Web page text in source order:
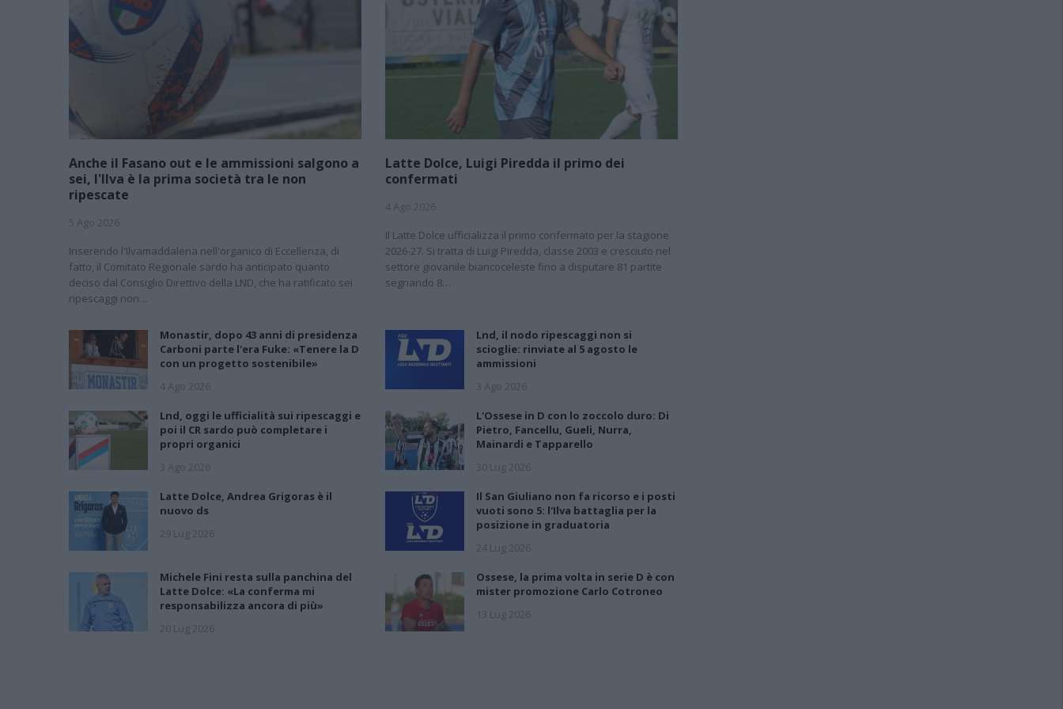
Anche il Fasano out e le ammissioni salgono a
sei, l'Ilva è la prima società tra le non
ripescate
5 Ago 2026
Inserendo l'Ilvamaddalena nell'organico di Eccellenza, di
fatto, il Comitato Regionale sardo ha anticipato quanto
deciso dal Consiglio Direttivo della LND, che ha ratificato sei
ripescaggi non…
Latte Dolce, Luigi Piredda il primo dei
confermati
4 Ago 2026
Il Latte Dolce ufficializza il primo confermato per la stagione
2026-27. Si tratta di Luigi Piredda, classe 2003 e cresciuto nel
settore giovanile biancoceleste fino a disputare 81 partite
segnando 8…
Monastir, dopo 43 anni di presidenza
Carboni parte l'era Fuke: «Tenere la D
con un progetto sostenibile»
4 Ago 2026
Lnd, il nodo ripescaggi non si
scioglie: rinviate al 5 agosto le
ammissioni
3 Ago 2026
Lnd, oggi le ufficialità sui ripescaggi e
poi il CR sardo può completare i
propri organici
3 Ago 2026
L'Ossese in D con lo zoccolo duro: Di
Pietro, Fancellu, Gueli, Nurra,
Mainardi e Tapparello
30 Lug 2026
Latte Dolce, Andrea Grigoras è il
nuovo ds
29 Lug 2026
Il San Giuliano non fa ricorso e i posti
vuoti sono 5: l'Ilva battaglia per la
posizione in graduatoria
24 Lug 2026
Michele Fini resta sulla panchina del
Latte Dolce: «La conferma mi
responsabilizza ancora di più»
20 Lug 2026
Ossese, la prima volta in serie D è con
mister promozione Carlo Cotroneo
13 Lug 2026